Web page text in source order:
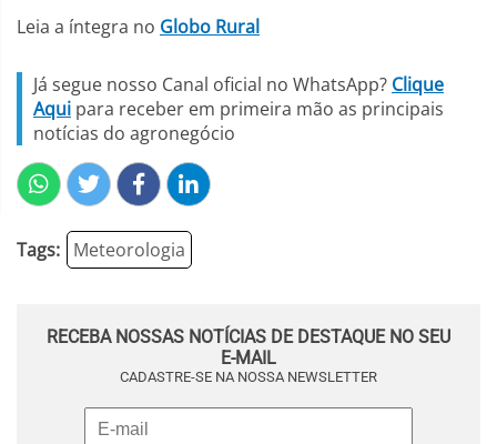
Leia a íntegra no Globo Rural
Já segue nosso Canal oficial no WhatsApp? Clique
Aqui para receber em primeira mão as principais
notícias do agronegócio
Tags: Meteorologia
RECEBA NOSSAS NOTÍCIAS DE DESTAQUE NO SEU
E-MAIL
CADASTRE-SE NA NOSSA NEWSLETTER